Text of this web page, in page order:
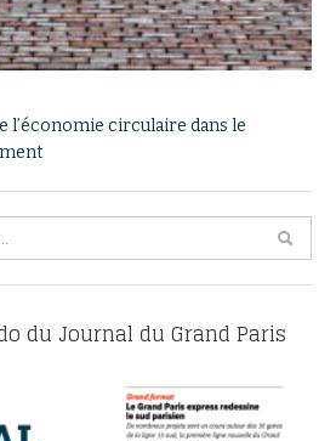
l’économie circulaire dans le
du Journal du Grand Paris